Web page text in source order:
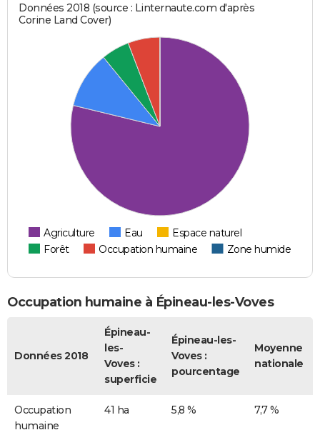
Données 2018 (source : Linternaute.com d'après
Corine Land Cover)
Agriculture Eau
Espace naturel
Forêt
Occupation humaine Zone humide
Occupation humaine à Épineau-les-Voves
Données 2018
Épineau-
les-
Voves :
superficie
Épineau-les-
Voves :
pourcentage
Moyenne
nationale
Occupation
humaine
41 ha 5,8 % 7,7 %